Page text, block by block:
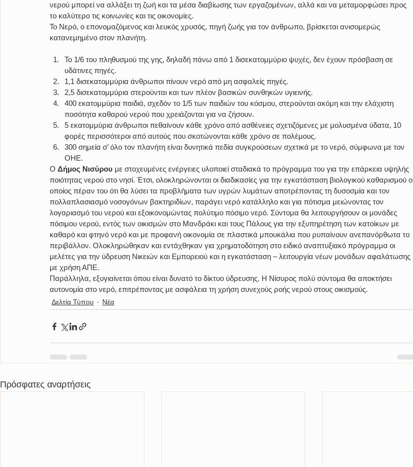
νερού μπορεί να αλλάξει τη ζωή και τα μέσα διαβίωσης των εργαζομένων, αλλά και να μεταμορφώσει προς
το καλύτερο τις κοινωνίες και τις οικονομίες.
Το Νερό, ο επονομαζόμενος και λευκός χρυσός, πηγή ζωής για τον άνθρωπο, βρίσκεται ανισομερώς
κατανεμημένο στον πλανήτη.
Το 1/6 του πληθυσμού της γης, δηλαδή πάνω από 1 δισεκατομμύριο ψυχές, δεν έχουν πρόσβαση σε
υδάτινες πηγές.
1,1 δισεκατομμύρια άνθρωποι πίνουν νερό από μη ασφαλείς πηγές.
2,5 δισεκατομμύρια στερούνται και των πλέον βασικών συνθηκών υγιεινής.
400 εκατομμύρια παιδιά, σχεδόν το 1/5 των παιδιών του κόσμου, στερούνται ακόμη και την ελάχιστη
ποσότητα καθαρού νερού που χρειάζονται για να ζήσουν.
5 εκατομμύρια άνθρωποι πεθαίνουν κάθε χρόνο από ασθένειες σχετιζόμενες με μολυσμένα ύδατα, 10
φορές περισσότεροι από αυτούς που σκοτώνονται κάθε χρόνο σε πολέμους.
300 σημεία σ’ όλο τον πλανήτη είναι δυνητικά πεδία συγκρούσεων σχετικά με το νερό, σύμφωνα με τον
ΟΗΕ.
Ο Δήμος Νισύρου με στοχευμένες ενέργειες υλοποιεί σταδιακά το πρόγραμμα του για την επάρκεια υψηλής
ποιότητας νερού στο νησί. Έτσι, ολοκληρώνονται οι διαδικασίες για την εγκατάσταση βιολογικού καθαρισμού ο
οποίος πέραν του ότι θα λύσει τα προβλήματα των υγρών λυμάτων αποτρέποντας τη δυσοσμία και τον
πολλαπλασιασμό νοσογόνων βακτηριδίων, παράγει νερό κατάλληλο και για πότισμα μειώνοντας τον
λογαριασμό του νερού και εξοικονομώντας πολύτιμο πόσιμο νερό. Σύντομα θα λειτουργήσουν οι μονάδες
πόσιμου νερού, εντός των οικισμών στο Μανδράκι και τους Πάλους για την εξυπηρέτηση των κατοίκων με
καθαρό και φτηνό νερό και με προφανή οικονομία σε πλαστικά μπουκάλια που ρυπαίνουν ανεπανόρθωτα το
περιβάλλον. Ολοκληρώθηκαν και εντάχθηκαν για χρηματοδότηση στο ειδικό αναπτυξιακό πρόγραμμα οι
μελέτες για την ύδρευση Νικειών και Εμπορειού και η εγκατάσταση – λειτουργία νέων μονάδων αφαλάτωσης
με χρήση ΑΠΕ.
Παράλληλα, εξυγιαίνεται όπου είναι δυνατό το δίκτυο ύδρευσης. Η Νίσυρος πολύ σύντομα θα αποκτήσει
αυτονομία στο νερό, επιτρέποντας με ασφάλεια τη χρήση συνεχούς ροής νερού στους οικισμούς.
Δελτία Τύπου Νέα
Πρόσφατες αναρτήσεις